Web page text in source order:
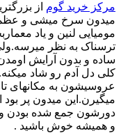
مرکز خرید گوم از
میدون سرخ میشی و
مومیایی لنین و یاد
ترسناک به نظر
ساده و بدون آرایش
کلی دل آدم رو شاد
عروسیشون به مکانهای
میگیرن.این میدون پر
دورشون جمع شده بودن و
و همیشه خوش باشید .